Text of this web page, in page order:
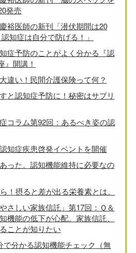
発売
裕医師の新刊「潜伏期間は20
知症は自分で防げる！」
症予防のことがよく分かる『認
』開講！
違い！民間介護保険って何？
と認知症予防に！秘密はサプリ
コラム第92回：あるべき姿の認
知症疾患啓発イベントを開催
った。認知機能維持に必要なの
！摂ると差が出る栄養素とは。
さしい家族信託」第17回：Ｑ＆
能の低下が心配。家族信託、
ことが知りたい
で分かる認知機能チェック（無